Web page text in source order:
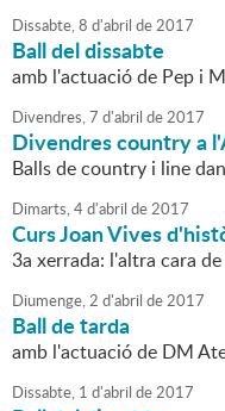
Dissabte,8 d'abril de2017
Ball del dissabte
amb l'actuació de Pep i
Divendres,7 d'abril de2017
Divendres country a
Balls de country i line
Dimarts,4d'abril de2017
Curs Joan Vives
3a xerrada: l'altra cara
Diumenge,2 d'abril de2017
Ball de tarda
amb l'actuació de DM
Dissabte, 1 d'abril de2017